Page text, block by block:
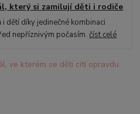
který si zamilují děti i rodiče
dětí díky jedinečné kombinaci
nepříznivým počasím.číst celé